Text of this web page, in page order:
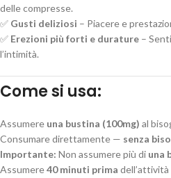
delle compresse.
✅ Gusti deliziosi – Piacere e
✅ Erezioni più forti e durature –
l’intimità.
Come si usa:
Assumere una bustina (100mg) al
Consumare direttamente — senza
Importante: Non assumere più di una
Assumere40 minuti prima